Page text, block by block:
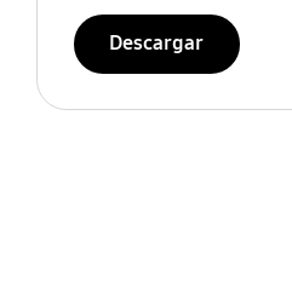
Descargar